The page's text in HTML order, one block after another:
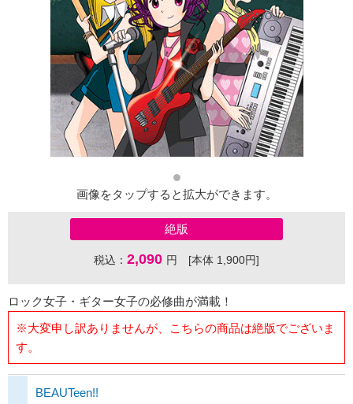
画像をタップすると拡大ができます。
絶版
税込： 2,090 円 [本体 1,900円]
ロック女子・ギター女子の必修曲が満載！
※大変申し訳ありませんが、こちらの商品は絶版でございま
す。
BEAUTeen!!